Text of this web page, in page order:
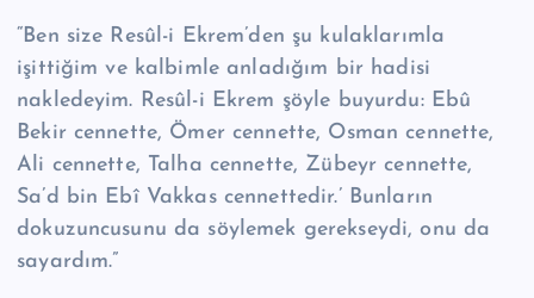
“Ben size Resûl-i Ekrem’den şu kulaklarımla
işittiğim ve kalbimle anladığım bir hadisi
nakledeyim. Resûl-i Ekrem şöyle buyurdu: Ebû
Bekir cennette, Ömer cennette, Osman cennette,
Ali cennette, Talha cennette, Zübeyr cen­nette,
Sa’d bin Ebî Vakkas cennettedir.’ Bunların
dokuzuncusunu da söylemek gerekseydi, onu da
sayardım.”